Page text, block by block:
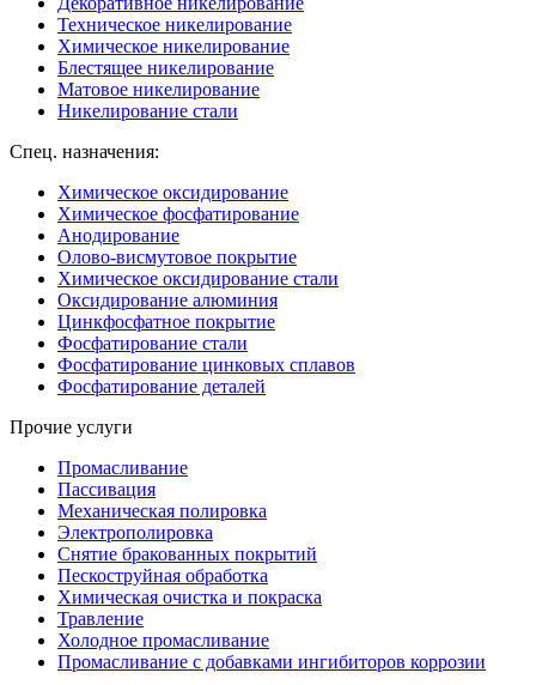
Техническое никелирование
Химическое никелирование
Блестящее никелирование
Матовое никелирование
Никелирование стали
Спец. назначения:
Химическое оксидирование
Химическое фосфатирование
Анодирование
Олово-висмутовое покрытие
Химическое оксидирование стали
Оксидирование алюминия
Цинкфосфатное покрытие
Фосфатирование стали
Фосфатирование цинковых сплавов
Фосфатирование деталей
Прочие услуги
Промасливание
Пассивация
Механическая полировка
Электрополировка
Снятие бракованных покрытий
Пескоструйная обработка
Химическая очистка и покраска
Травление
Холодное промасливание
Промасливание с добавками ингибиторов коррозии